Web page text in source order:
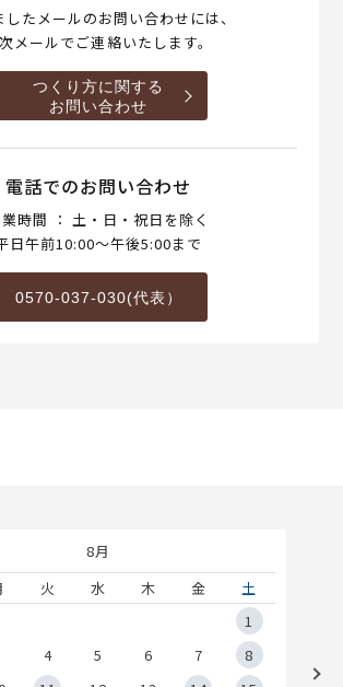
したメールのお問い合わせには、
メールでご連絡いたします。
つくり方に関する
お問い合わせ
電話でのお問い合わせ
時間 ： 土・日・祝日を除く
日午前10:00～午後5:00まで
0570-037-030(代表）
8月
火 水 木 金
土
1
4 5 6 7
8